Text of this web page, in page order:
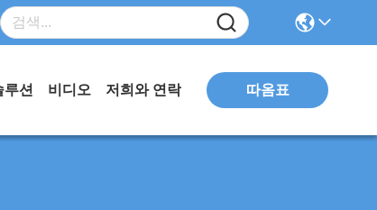
루션 비디오 저희와 연락 따옴표